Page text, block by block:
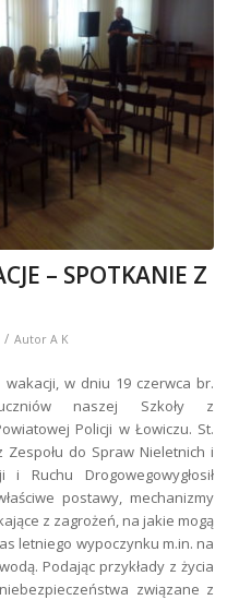
– SPOTKANIE Z
/ Autor A K
w dniu 19 czerwca br.
naszej Szkoły z
Policji w Łowiczu. St.
do Spraw Nieletnich i
i Ruchu Drogowegowygłosił
postawy, mechanizmy
z zagrożeń, na jakie mogą
letniego wypoczynku m.in. na
Podając przykłady z życia
związane z